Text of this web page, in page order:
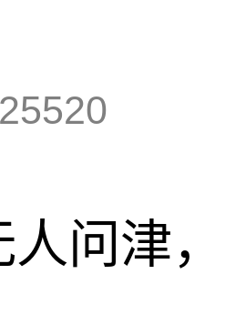
25520
问津，